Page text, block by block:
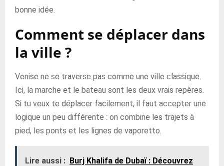
bonne idée.
Comment se déplacer dans
la ville ?
Venise ne se traverse pas comme une ville classique.
Ici, la marche et le bateau sont les deux vrais repères.
Si tu veux te déplacer facilement, il faut accepter une
logique un peu différente : on combine les trajets à
pied, les ponts et les lignes de vaporetto.
Lire aussi : Burj Khalifa de Dubaï : Découvrez